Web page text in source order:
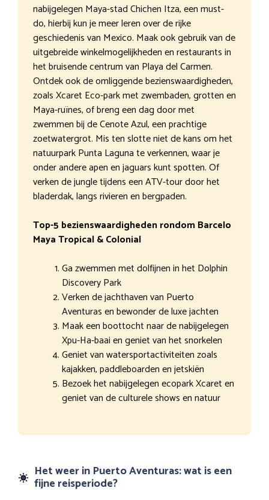
nabijgelegen Maya-stad Chichen Itza, een must-
do, hierbij kun je meer leren over de rijke
geschiedenis van Mexico. Maak ook gebruik van de
uitgebreide winkelmogelijkheden en restaurants in
het bruisende centrum van Playa del Carmen.
Ontdek ook de omliggende bezienswaardigheden,
zoals Xcaret Eco-park met zwembaden, grotten en
Maya-ruïnes, of breng een dag door met
zwemmen bij de Cenote Azul, een prachtige
zoetwatergrot. Mis ten slotte niet de kans om het
natuurpark Punta Laguna te verkennen, waar je
onder andere apen en jaguars kunt spotten. Of
verken de jungle tijdens een ATV-tour door het
bladerdak, langs rivieren en bergpaden.
Top-5 bezienswaardigheden rondom Barcelo
Maya Tropical & Colonial
Ga zwemmen met dolfijnen in het Dolphin
Discovery Park
Verken de jachthaven van Puerto
Aventuras en bewonder de luxe jachten
Maak een boottocht naar de nabijgelegen
Xpu-Ha-baai en geniet van het snorkelen
Geniet van watersportactiviteiten zoals
kajakken, paddleboarden en jetskiën
Bezoek het nabijgelegen ecopark Xcaret en
geniet van de culturele shows en natuur
Het weer in Puerto Aventuras: wat is een
fijne reisperiode?